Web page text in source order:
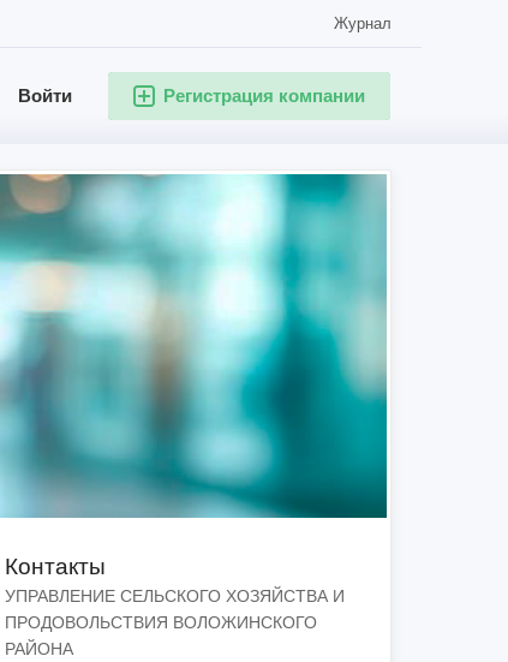
Журнал
Регистрация компании
Войти
Контакты
УПРАВЛЕНИЕ СЕЛЬСКОГО ХОЗЯЙСТВА И
ПРОДОВОЛЬСТВИЯ ВОЛОЖИНСКОГО
РАЙОНА